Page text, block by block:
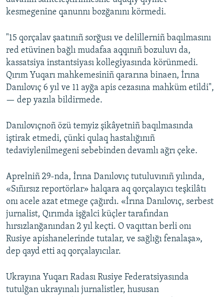
kesmegenine qanunnı bozğanını körmedi.
"15 qorçalav şaatınıñ sorğusı ve delillerniñ baqılmasını
red etüvinen bağlı mudafaa aqqınıñ bozuluvı da,
kassatsiya instantsiyası kollegiyasında körünmedi.
Qırım Yuqarı mahkemesiniñ qararına binaen, İrına
Danılovıç 6 yıl ve 11 ayğa apis cezasına mahküm etildi",
— dep yazıla bildirmede.
Danılovıçnoñ özü temyiz şikâyetniñ baqılmasında
iştirak etmedi, çünki qulaq hastalığınıñ
tedaviylenilmegeni sebebinden devamlı ağrı çeke.
Aprelniñ 29-nda, İrına Danılovıç tutuluvınıñ yılında,
«Sıñırsız reportörlar» halqara aq qorçalayıcı teşkilâtı
onı acele azat etmege çağırdı. «İrına Danılovıç, serbest
jurnalist, Qırımda işğalci küçler tarafından
hırsızlanğanından 2 yıl keçti. O vaqıttan berli onı
Rusiye apishanelerinde tutalar, ve sağlığı fenalaşa»,
dep qayd etti aq qorçalayıcılar.
Ukrayına Yuqarı Radası Rusiye Federatsiyasında
tutulğan ukrayınalı jurnalistler, hususan